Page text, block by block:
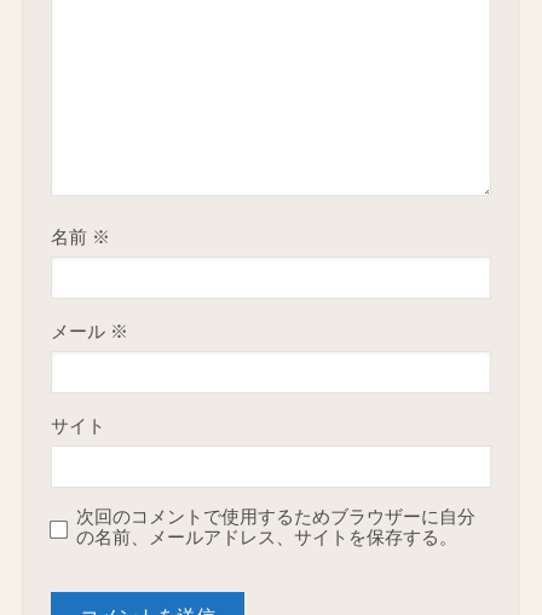
名前 ※
メール ※
サイト
次回のコメントで使用するためブラウザーに自分
の名前、メールアドレス、サイトを保存する。